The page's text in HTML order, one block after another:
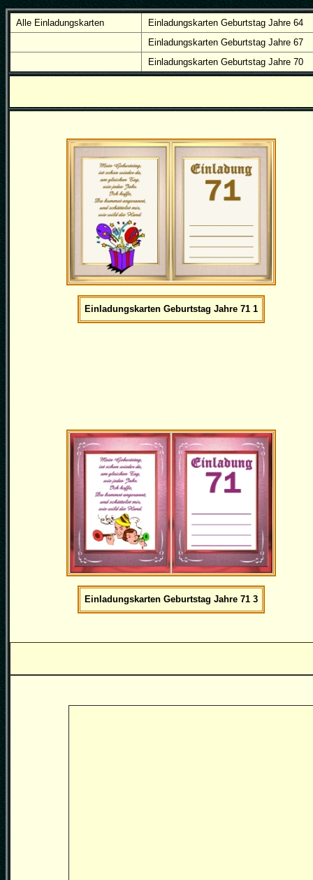
Alle Einladungskarten
Einladungskarten Geburtstag Jahre 64
Einladungskarten Geburtstag Jahre 67
Einladungskarten Geburtstag Jahre 70
Einladungskarten Geburtstag Jahre 71 1
Einladungskarten Geburtstag Jahre 71 3